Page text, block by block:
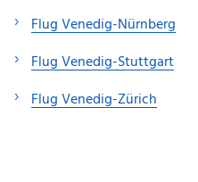
Flug Venedig-Nürnberg
Flug Venedig-Stuttgart
Flug Venedig-Zürich